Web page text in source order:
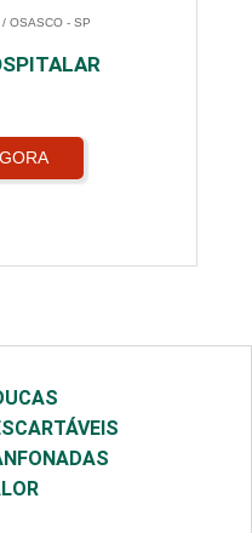
OSASCO - SP